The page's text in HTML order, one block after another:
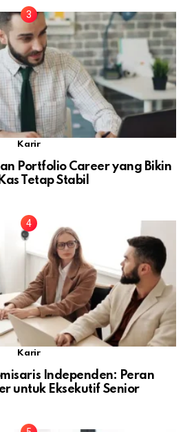
Karir
Portfolio Career yang Bikin
Tetap Stabil
Karir
Independen: Peran
untuk Eksekutif Senior